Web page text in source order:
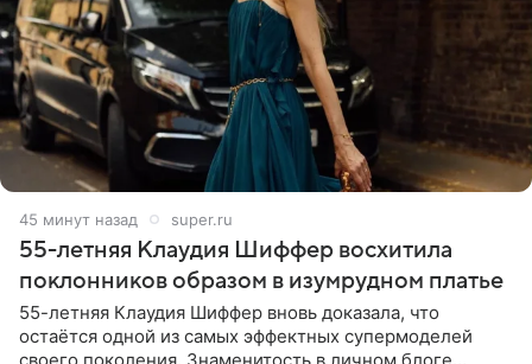
45 минут назад super.ru
55-летняя Клаудия Шиффер восхитила
поклонников образом в изумрудном платье
55-летняя Клаудия Шиффер вновь доказала, что
остаётся одной из самых эффектных супермоделей
своего поколения. Знаменитость в личном блоге